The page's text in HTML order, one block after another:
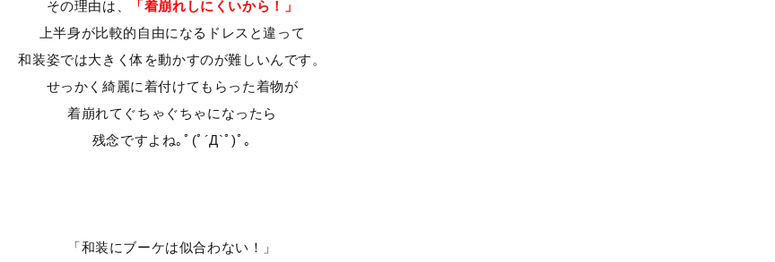
その理由は、
「着崩れしにくいから！」
上半身が比較的自由になるドレスと違って
和装姿では大きく体を動かすのが難しいんです。
せっかく綺麗に着付けてもらった着物が
着崩れてぐちゃぐちゃになったら
残念ですよね｡ﾟ(ﾟ´Д`ﾟ)ﾟ｡
「和装にブーケは似合わない！」